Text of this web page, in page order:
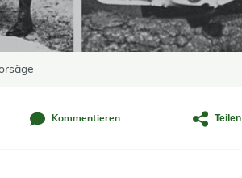
Kommentieren Teilen